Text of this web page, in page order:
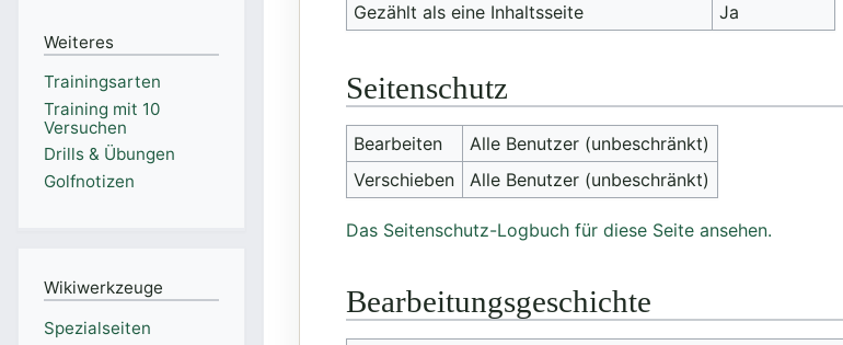
Gezählt als eine Inhaltsseite
Ja
Seitenschutz
Bearbeiten
Alle Benutzer (unbeschränkt)
Verschieben
Alle Benutzer (unbeschränkt)
Das Seitenschutz-Logbuch für diese Seite ansehen.
Bearbeitungsgeschichte
Weiteres
Trainingsarten
Training mit 10
Versuchen
Drills & Übungen
Golfnotizen
Wikiwerkzeuge
Spezialseiten